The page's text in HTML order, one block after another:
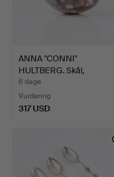
ANNA "CONNI"
HULTBERG. Skål,
sterlingsølv …
6 dage
Vurdering
317 USD